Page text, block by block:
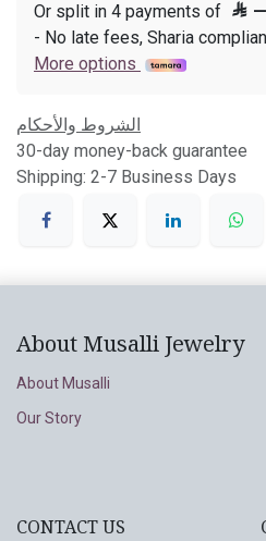
Or split in 4 payments of  —
- No late fees, Sharia
More options
الشروط والأحكام
30-day money-back guarantee
Shipping: 2-7 Business Days
About Musalli Jewelry
About Musalli
Our Story
CONTACT US